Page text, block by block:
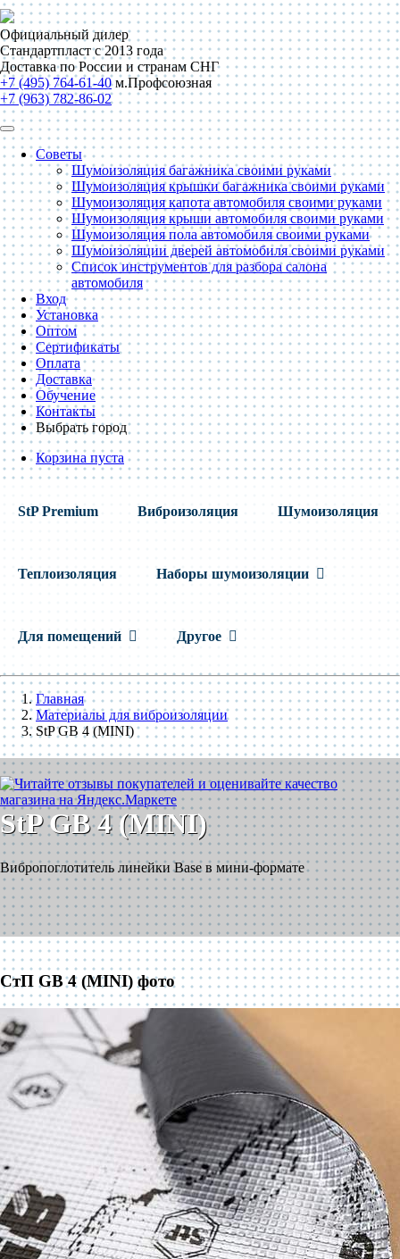
Официальный дилер
Стандартпласт с 2013 года
Доставка по России и странам СНГ
+7 (495) 764-61-40 м.Профсоюзная
+7 (963) 782-86-02
Советы
Шумоизоляция багажника своими руками
Шумоизоляция крышки багажника своими руками
Шумоизоляция капота автомобиля своими руками
Шумоизоляция крыши автомобиля своими руками
Шумоизоляция пола автомобиля своими руками
Шумоизоляции дверей автомобиля своими руками
Список инструментов для разбора салона
автомобиля
Вход
Установка
Оптом
Сертификаты
Оплата
Доставка
Обучение
Контакты
Выбрать город
Корзина пуста
StP Premium Виброизоляция Шумоизоляция
Теплоизоляция Наборы шумоизоляции
Для помещений Другое
Главная
Материалы для виброизоляции
StP GB 4 (MINI)
StP GB 4 (MINI)
Вибропоглотитель линейки Base в мини-формате
СтП GB 4 (MINI) фото